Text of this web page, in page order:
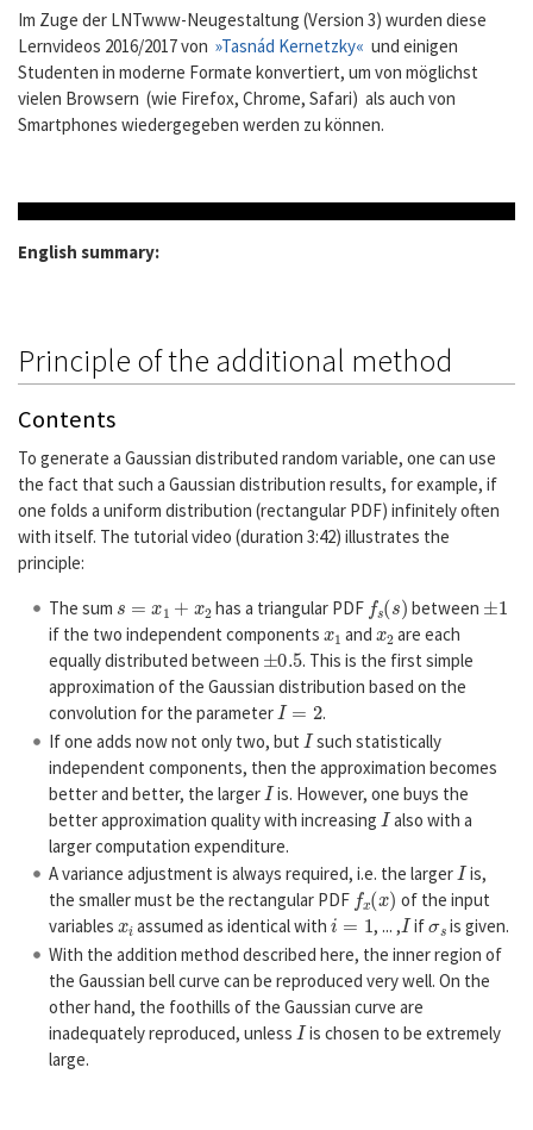
Im Zuge der LNTwww-Neugestaltung (Version 3) wurden diese
Lernvideos 2016/2017 von »Tasnád Kernetzky« und einigen
Studenten in moderne Formate konvertiert, um von möglichst
vielen Browsern (wie Firefox, Chrome, Safari) als auch von
Smartphones wiedergegeben werden zu können.
English summary:
Principle of the additional method
Contents
To generate a Gaussian distributed random variable, one can use
the fact that such a Gaussian distribution results, for example, if
one folds a uniform distribution (rectangular PDF) infinitely often
with itself. The tutorial video (duration 3:42) illustrates the
principle:
The sum
2 has a triangular PDF fs (s ) between ± 1
if the two independent componentsx 1 and x2are each
equally distributed between±0.5 . This is the first simple
approximation of the Gaussian distribution based on the
convolution for the parameter I=2
.
If one adds now not only two, but Isuch statistically
independent components, then the approximation becomes
better and better, the largerIis. However, one buys the
better approximation quality with increasing Ialso with a
larger computation expenditure.
A variance adjustment is always required, i.e. the larger Iis,
the smaller must be the rectangular PDF fx(x) of the input
variables xi assumed as identical with i= 1 , ... ,Iifσsis given.
With the addition method described here, the inner region of
the Gaussian bell curve can be reproduced very well. On the
other hand, the foothills of the Gaussian curve are
inadequately reproduced, unless Iis chosen to be extremely
large.